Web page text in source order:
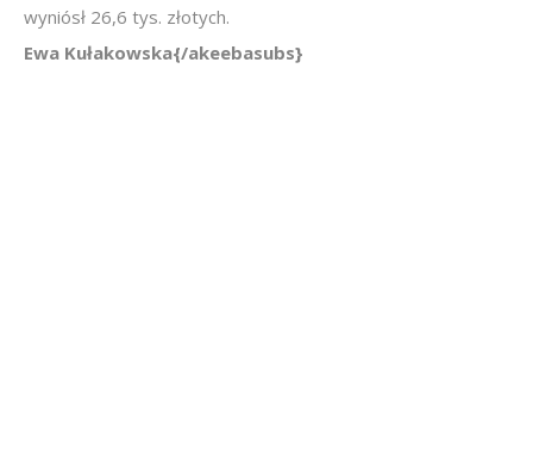
wyniósł 26,6 tys. złotych.
Ewa Kułakowska{/akeebasubs}